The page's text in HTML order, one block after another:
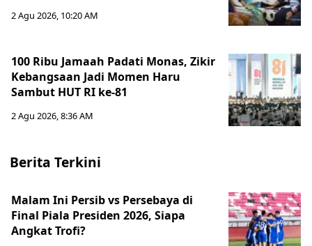
2 Agu 2026, 10:20 AM
100 Ribu Jamaah Padati Monas, Zikir
Kebangsaan Jadi Momen Haru
Sambut HUT RI ke-81
2 Agu 2026, 8:36 AM
Berita Terkini
Malam Ini Persib vs Persebaya di
Final Piala Presiden 2026, Siapa
Angkat Trofi?